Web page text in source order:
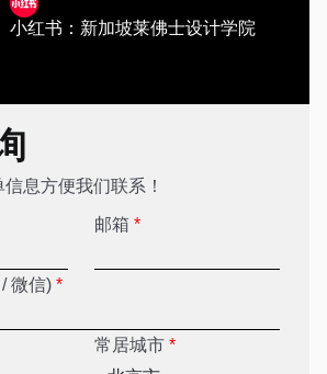
小红书：新加坡莱佛士设计学院
息方便我们联系！
邮箱 *
微信) *
常居城市 *